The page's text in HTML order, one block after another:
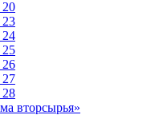
вторсырья»